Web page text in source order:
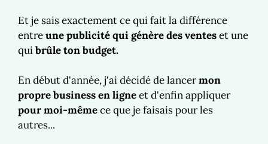
Et je sais exactement ce qui fait la différence
entreune publicité qui génère des venteset une
quibrûle ton budget.
En début d'année, j'ai décidé de lancermon
propre business en ligneet d'enfin appliquer
pour moi-mêmece que je faisais pour les
autres...